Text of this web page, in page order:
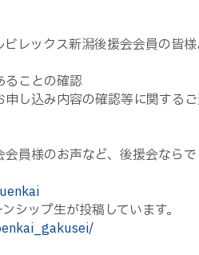
レックス新潟後援会会員の皆
ることの確認
申し込み内容の確認等に関する
員様のお声など、後援会なら
シップ生が投稿しています。